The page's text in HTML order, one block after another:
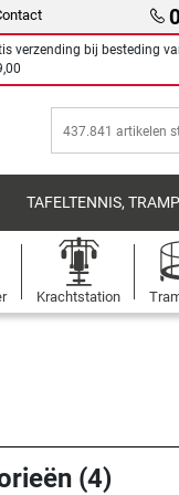
verzending bij besteding
TAFELTENNIS,
Krachtstation
(4)